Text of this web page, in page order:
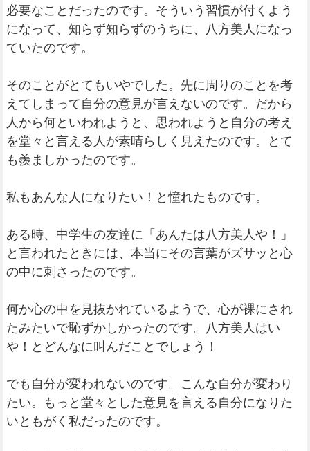
必要なことだったのです。そういう習慣が付くよう
になって、知らず知らずのうちに、八方美人になっ
ていたのです。
そのことがとてもいやでした。先に周りのことを考
えてしまって自分の意見が言えないのです。だから
人から何といわれようと、思われようと自分の考え
を堂々と言える人が素晴らしく見えたのです。とて
も羨ましかったのです。
私もあんな人になりたい！と憧れたものです。
ある時、中学生の友達に「あんたは八方美人や！」
と言われたときには、本当にその言葉がズサッと心
の中に刺さったのです。
何か心の中を見抜かれているようで、心が裸にされ
たみたいで恥ずかしかったのです。八方美人はい
や！とどんなに叫んだことでしょう！
でも自分が変われないのです。こんな自分が変わり
たい。もっと堂々とした意見を言える自分になりた
いともがく私だったのです。